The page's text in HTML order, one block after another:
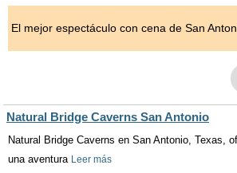
El mejor espectáculo con cena de San
Natural Bridge Caverns San Antonio
Natural Bridge Caverns en San Antonio, Texas,
una aventura Leer más